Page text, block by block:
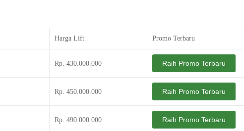
Harga Lift Promo Terbaru
Rp. 430.000.000 Raih Promo Terbaru
Rp. 450.000.000 Raih Promo Terbaru
Rp. 490.000.000 Raih Promo Terbaru